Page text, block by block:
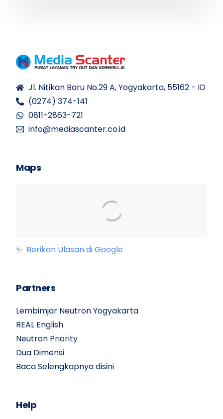
Jl. Nitikan Baru No.29 A, Yogyakarta, 55162 - ID
(0274) 374-141
0811-2863-721
info@mediascanter.co.id
Maps
✨ Berikan Ulasan di Google
Partners
Lembimjar Neutron Yogyakarta
REAL English
Neutron Priority
Dua Dimensi
Baca Selengkapnya disini
Help